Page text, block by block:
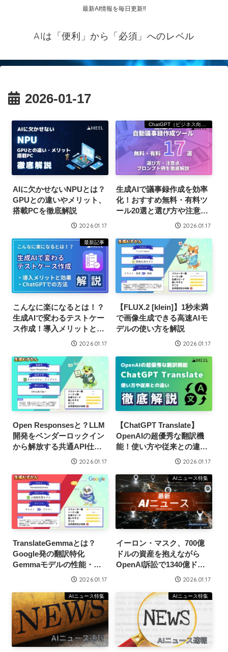
最新AI情報を毎日更新‼
AIは「便利」から「必須」へのレベル
2026-01-17
AIに欠かせないNPUとは？
GPUとの違いやメリット、
搭載PCを徹底解説
2026.01.17
ChatGPT（ビジネス向け）
生成AIで議事録作成を効率
化！おすすめ無料・有料ツ
ール20選と選び方や注意点
2026.01.17
最新記事
こんなに楽になるとは！？
生成AIで変わるテストケー
ス作成！導入メリットと効
果、ChatGPTでの方法を解
2026.01.17
【FLUX.2 [klein]】1秒未満
で画像生成できる高速AIモ
デルの使い方を解説
2026.01.17
Open Responsesと？LLM
開発をベンダーロックイン
から解放する共通API仕様
2026.01.17
【ChatGPT Translate】
OpenAIの超優秀な翻訳機
能！使い方や従来との違い
2026.01.17
TranslateGemmaとは？
Google発の翻訳特化
Gemmaモデルの性能・使
2026.01.17
AIニュース特集
イーロン・マスク、700億
ドルの資産を抱えながら
OpenAI訴訟で1340億ドル
2026.01.17
AIニュース特集 AIニュース特集